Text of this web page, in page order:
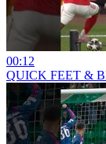
00:12
QUICK FEET &